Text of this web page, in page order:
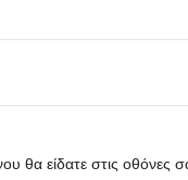
θα είδατε στις